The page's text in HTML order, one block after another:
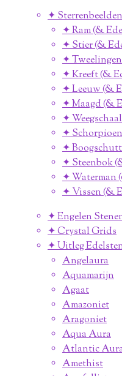
✦
✦ Ram (&
✦ Stier (&
✦
✦ Kreeft (&
✦ Leeuw (&
✦ Maagd (&
✦
✦
✦
✦ Steenbok
✦ Waterman
✦ Vissen (&
✦ Engelen
✦ Crystal Grids
✦ Uitleg
Angelaura
Aquamarijn
Agaat
Amazoniet
Aragoniet
Aqua Aura
Atlantic
Amethist